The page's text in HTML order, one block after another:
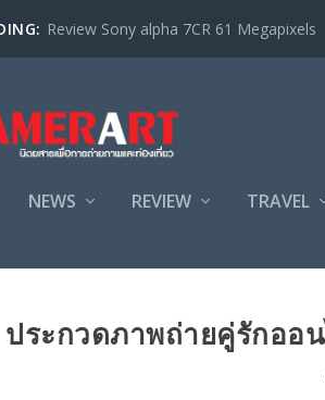
Review Sony alpha 7CR 61 Megapixels
NEWS REVIEW TRAVEL
ประกวดภาพถ่ายคู่รักออ